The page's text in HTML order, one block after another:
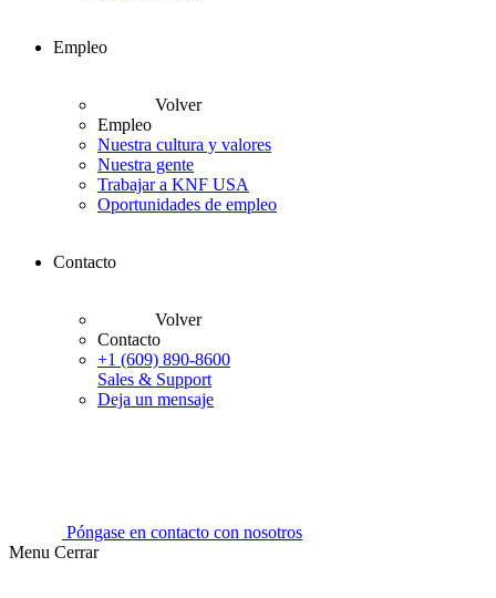
Empleo
Volver
Empleo
Nuestra cultura y valores
Nuestra gente
Trabajar a KNF USA
Oportunidades de empleo
Contacto
Volver
Contacto
+1 (609) 890-8600
Sales & Support
Deja un mensaje
Póngase en contacto con nosotros
Menu Cerrar